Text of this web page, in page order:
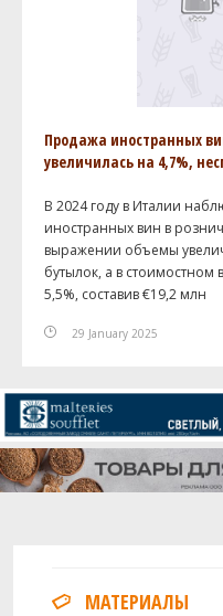
Продажа иностранных
увеличилась на 4,7%,
В 2024 году в Италии
иностранных вин в
выражении объемы
бутылок, а в
5,5%, составив €19,2 млн
29 January 2025
МАТЕРИАЛЫ